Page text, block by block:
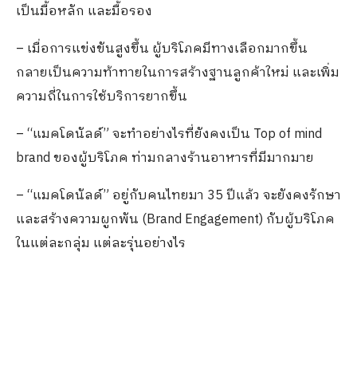
เป็นมื้อหลัก และมื้อรอง
– เมื่อการแข่งขันสูงขึ้น ผู้บริโภคมีทางเลือกมากขึ้น
กลายเป็นความท้าทายในการสร้างฐานลูกค้าใหม่ และเพิ่ม
ความถี่ในการใช้บริการยากขึ้น
– “แมคโดนัลด์” จะทำอย่างไรที่ยังคงเป็น Top of mind
brand ของผู้บริโภค​ ท่ามกลางร้านอาหารที่มีมากมาย
– “แมคโดนัลด์” อยู่กับคนไทยมา 35 ปีแล้ว จะยังคงรักษา
และสร้างความผูกพัน (Brand Engagement) กับผู้บริโภค
ในแต่ละกลุ่ม แต่ละรุ่นอย่างไร